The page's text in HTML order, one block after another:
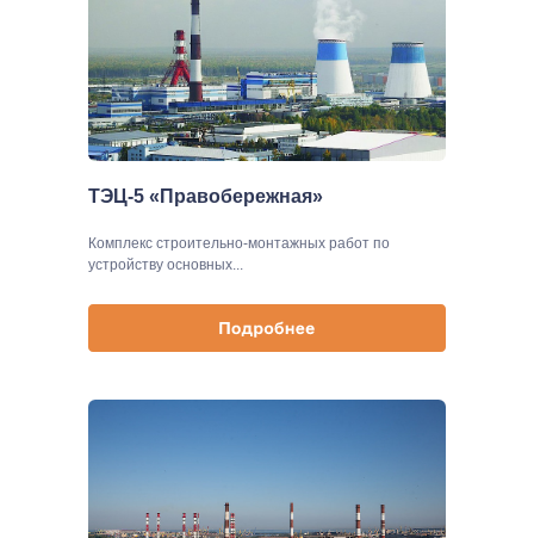
ТЭЦ-5 «Правобережная»
Комплекс строительно-монтажных работ по
устройству основных...